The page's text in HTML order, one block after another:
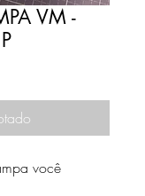
VM -
você